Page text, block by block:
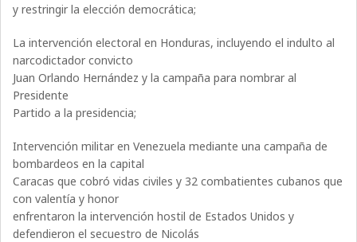
y restringir la elección democrática;
La intervención electoral en Honduras, incluyendo el indulto al
narcodictador convicto
Juan Orlando Hernández y la campaña para nombrar al
Presidente
Partido a la presidencia;
Intervención militar en Venezuela mediante una campaña de
bombardeos en la capital
Caracas que cobró vidas civiles y 32 combatientes cubanos que
con valentía y honor
enfrentaron la intervención hostil de Estados Unidos y
defendieron el secuestro de Nicolás